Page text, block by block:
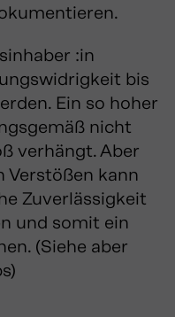
:in
bis
Ein so hoher
nicht
verhängt. Aber
Verstößen kann
Zuverlässigkeit
und somit ein
(Siehe aber
)